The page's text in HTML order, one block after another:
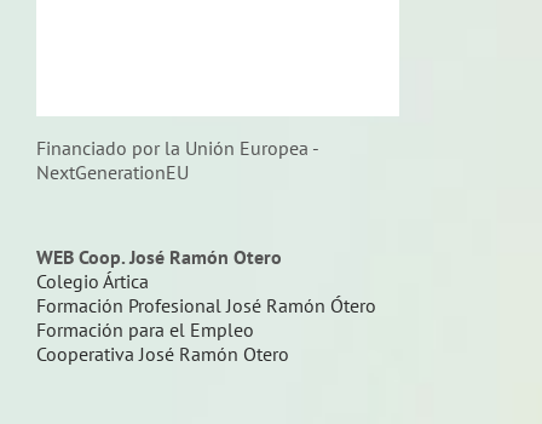
Financiado por la Unión Europea -
NextGenerationEU
WEB Coop. José Ramón Otero
Colegio Ártica
Formación Profesional José Ramón Ótero
Formación para el Empleo
Cooperativa José Ramón Otero